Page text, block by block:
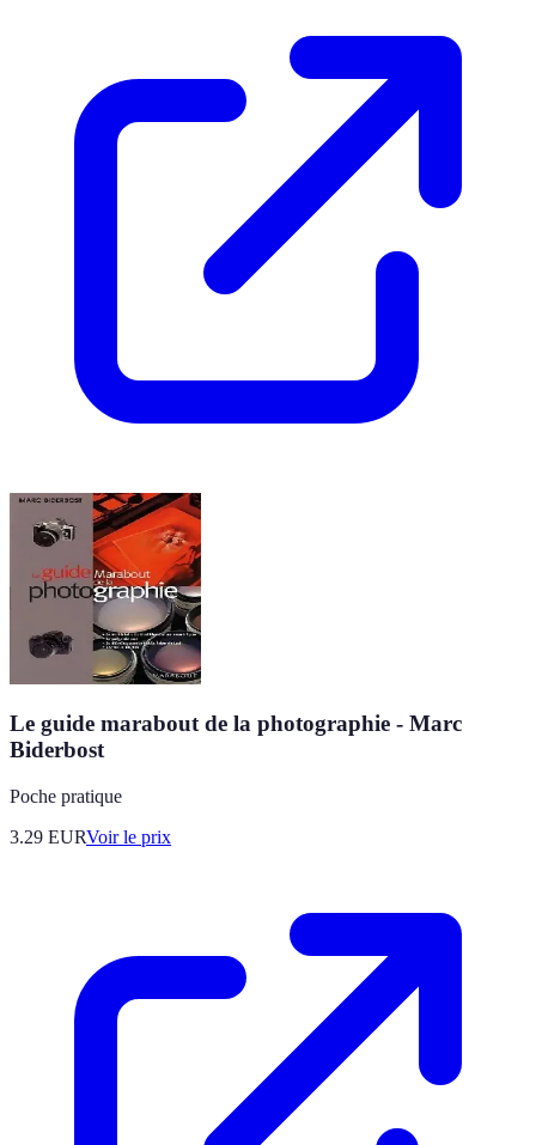
Le guide marabout de la photographie - Marc
Biderbost
Poche pratique
3.29 EURVoir le prix